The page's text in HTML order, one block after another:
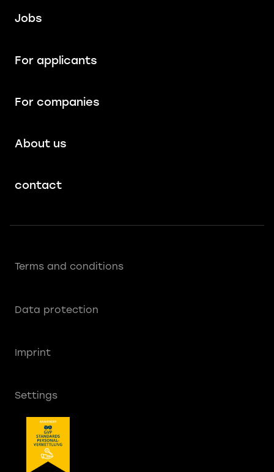
Jobs
For applicants
For companies
About us
contact
Terms and conditions
Data protection
Imprint
Settings